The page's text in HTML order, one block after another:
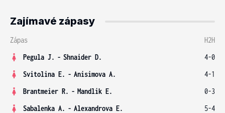
Zajímavé zápasy
Zápas
H2H
Pegula J. - Shnaider D.
4-0
Svitolina E. - Anisimova A.
4-1
Brantmeier R. - Mandlik E.
0-3
Sabalenka A. - Alexandrova E.
5-4